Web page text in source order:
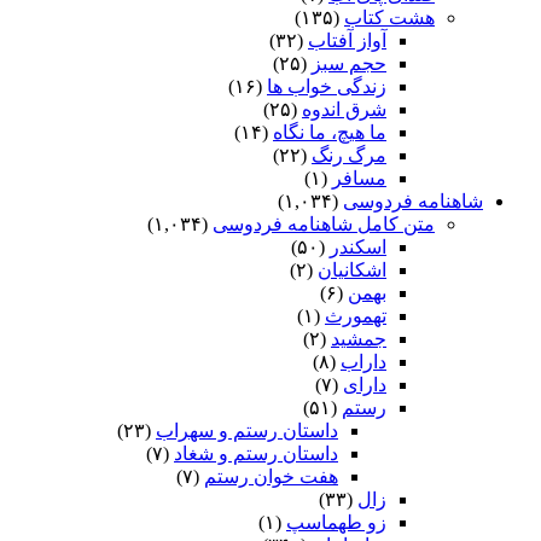
هشت کتاب (۱۳۵)
آواز آفتاب (۳۲)
حجم سبز (۲۵)
زندگی خواب ها (۱۶)
شرق اندوه (۲۵)
ما هیچ، ما نگاه (۱۴)
مرگ رنگ (۲۲)
مسافر (۱)
شاهنامه فردوسی (۱,۰۳۴)
متن کامل شاهنامه فردوسی (۱,۰۳۴)
اسکندر (۵۰)
اشکانیان (۲)
بهمن (۶)
تهمورث (۱)
جمشید (۲)
داراب (۸)
دارای (۷)
رستم (۵۱)
داستان رستم و سهراب (۲۳)
داستان رستم و شغاد (۷)
هفت خوان رستم‏ (۷)
زال (۳۳)
زو طهماسپ‏ (۱)